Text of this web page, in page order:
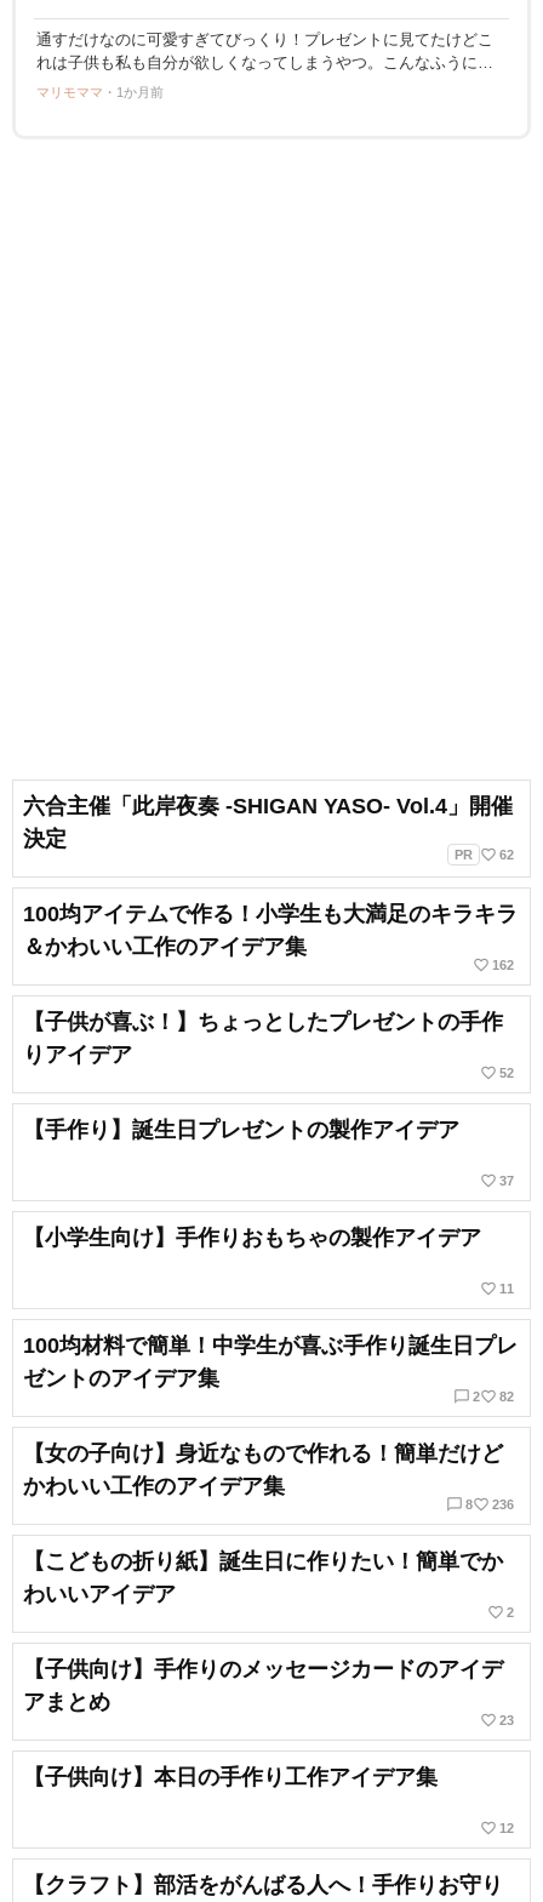
通すだけなのに可愛すぎてびっくり！プレゼントに見てたけどこ
れは子供も私も自分が欲しくなってしまうやつ。こんなふうにセ
ンスよく作れたらいいなぁ😅
マリモママ 1か月前
六合主催「此岸夜奏 -SHIGAN YASO- Vol.4」開催
決定
PR favorite_border 62
100均アイテムで作る！小学生も大満足のキラキラ
＆かわいい工作のアイデア集
favorite_border 162
【子供が喜ぶ！】ちょっとしたプレゼントの手作
りアイデア
favorite_border 52
【手作り】誕生日プレゼントの製作アイデア
favorite_border 37
【小学生向け】手作りおもちゃの製作アイデア
favorite_border 11
100均材料で簡単！中学生が喜ぶ手作り誕生日プレ
ゼントのアイデア集
chat_bubble_outline 2favorite_border 82
【女の子向け】身近なもので作れる！簡単だけど
かわいい工作のアイデア集
chat_bubble_outline 8favorite_border 236
【こどもの折り紙】誕生日に作りたい！簡単でか
わいいアイデア
favorite_border 2
【子供向け】手作りのメッセージカードのアイデ
アまとめ
favorite_border 23
【子供向け】本日の手作り工作アイデア集
favorite_border 12
【クラフト】部活をがんばる人へ！手作りお守り